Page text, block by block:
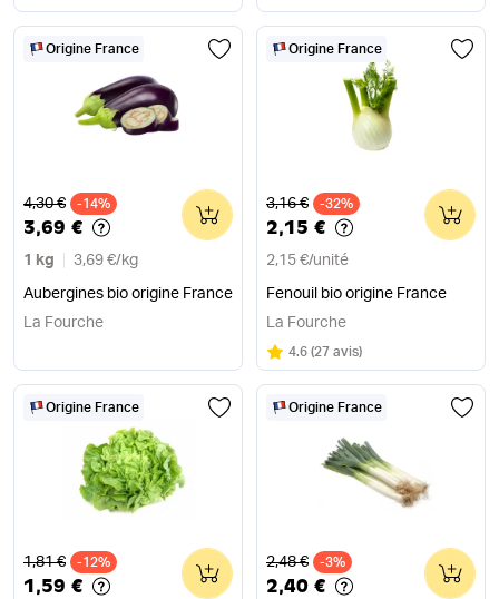
Origine France
Ancien prix
4,30 € -14%
3,69 €
1 kg 3,69 €/ kg
Aubergines bio origine France
0
La Fourche
Origine France
Ancien prix
3,16 € -32%
2,15 €
2,15 €/unité
Fenouil bio origine France
0
La Fourche
Note
4.6 sur 5
(27 avis)
Origine France
Ancien prix
1,81 € -12%
1,59 €
0
Origine France
Ancien prix
2,48 € -3%
2,40 €
0